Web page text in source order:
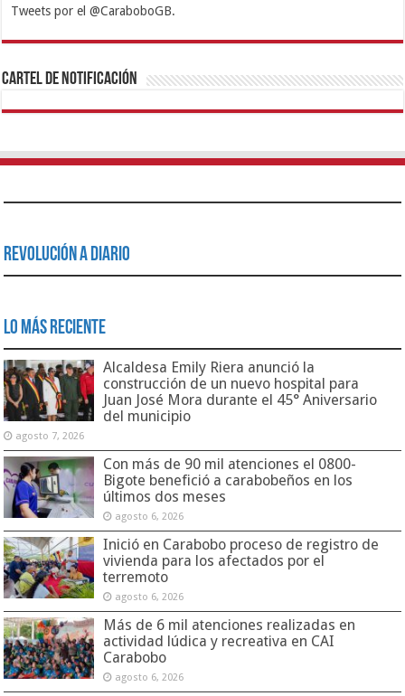
Tweets por el @CaraboboGB.
1xbetBetturkeyBetistKralbetSupertotobetTipobetMatadorbetMariobet
https://mvbcasino.com/
Cartel de Notificación
Revolución a Diario
Lo Más Reciente
Alcaldesa Emily Riera anunció la
construcción de un nuevo hospital para
Juan José Mora durante el 45° Aniversario
del municipio
agosto 7, 2026
Con más de 90 mil atenciones el 0800-
Bigote benefició a carabobeños en los
últimos dos meses
agosto 6, 2026
Inició en Carabobo proceso de registro de
vivienda para los afectados por el
terremoto
agosto 6, 2026
Más de 6 mil atenciones realizadas en
actividad lúdica y recreativa en CAI
Carabobo
agosto 6, 2026